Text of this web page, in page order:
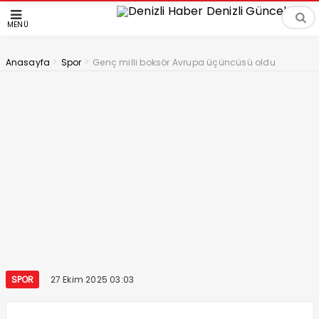
MENÜ
Anasayfa > Spor > Genç milli boksör Avrupa üçüncüsü oldu
SPOR 27 Ekim 2025 03:03